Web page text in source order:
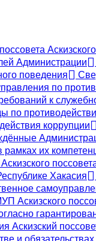
Администрации
поведения
по
к
по
коррупции
их
Хакасия
Аскизского
и